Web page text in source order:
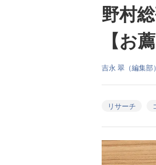
野村
【お
吉永 翠（編集部）
リサーチ